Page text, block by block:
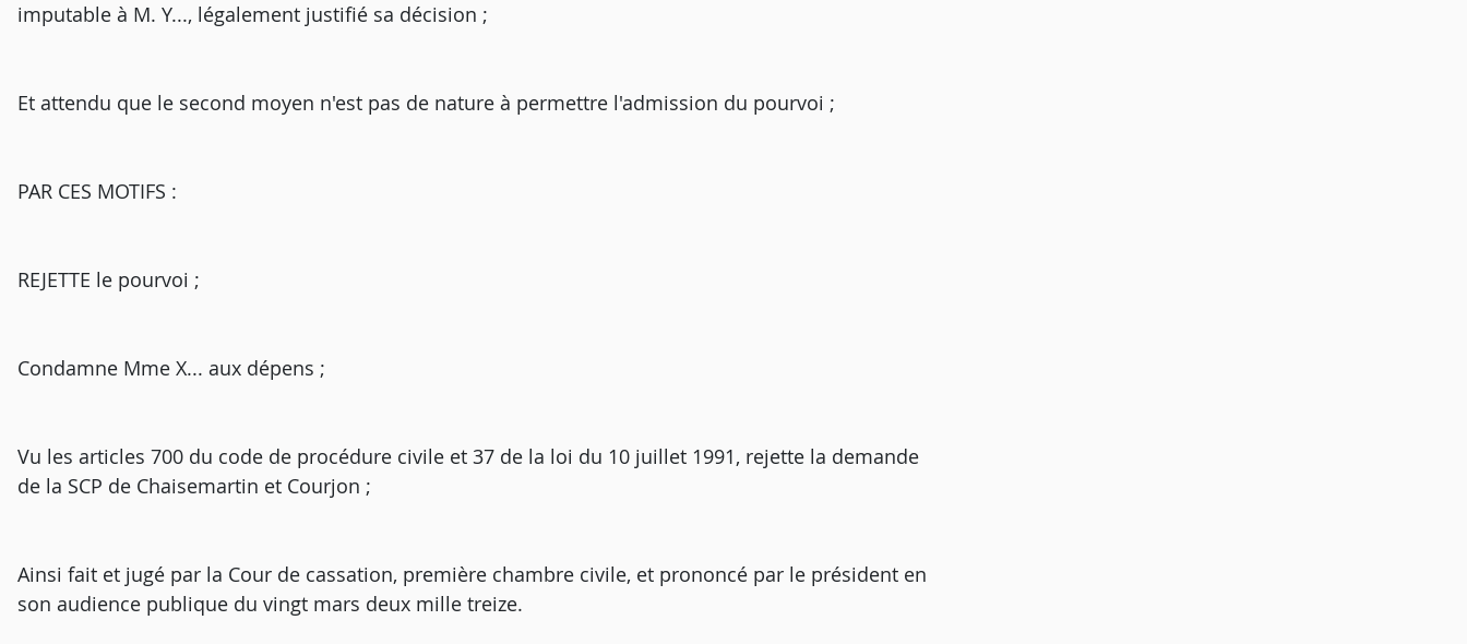
imputable à M. Y..., légalement justifié sa décision ;
Et attendu que le second moyen n'est pas de nature à permettre l'admission du pourvoi ;
PAR CES MOTIFS :
REJETTE le pourvoi ;
Condamne Mme X... aux dépens ;
Vu les articles 700 du code de procédure civile et 37 de la loi du 10 juillet 1991, rejette la demande
de la SCP de Chaisemartin et Courjon ;
Ainsi fait et jugé par la Cour de cassation, première chambre civile, et prononcé par le président en
son audience publique du vingt mars deux mille treize.